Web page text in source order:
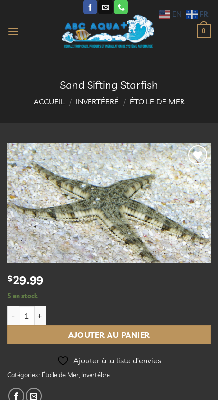
contenu
0
Sand Sifting Starfish
ACCUEIL / INVERTÉBRÉ / ÉTOILE DE MER
Ajouter
à la
liste
d’envies
$29.99
5 en stock
AJOUTER AU PANIER
Ajouter à la liste d’envies
Catégories : Étoile de Mer Invertébré
EN FR